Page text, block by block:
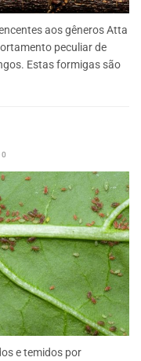
aos gêneros Atta
peculiar de
Estas formigas são
0
e temidos por